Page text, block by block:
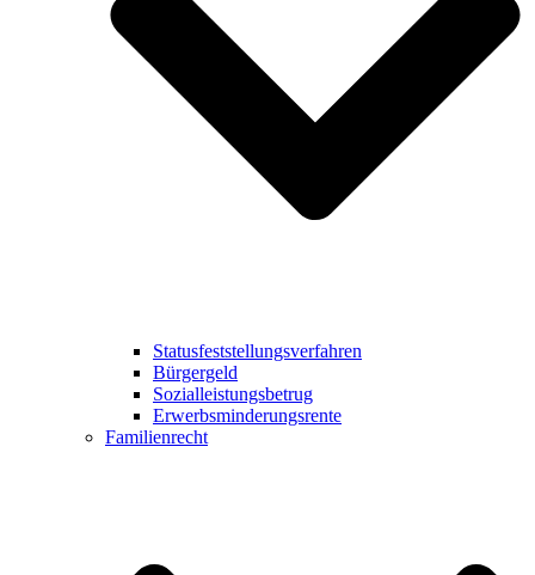
Statusfeststellungsverfahren
Bürgergeld
Sozialleistungsbetrug
Erwerbsminderungsrente
Familienrecht